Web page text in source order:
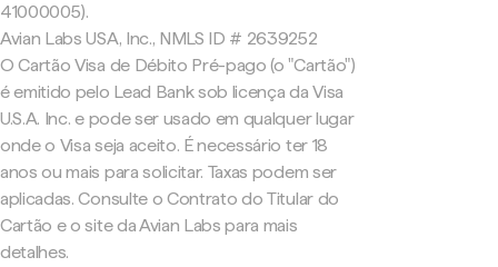
41000005).
Avian Labs USA, Inc., NMLS ID # 2639252
O Cartão Visa de Débito Pré-pago (o "Cartão")
é emitido pelo Lead Bank sob licença da Visa
U.S.A. Inc. e pode ser usado em qualquer lugar
onde o Visa seja aceito. É necessário ter 18
anos ou mais para solicitar. Taxas podem ser
aplicadas. Consulte o Contrato do Titular do
Cartão e o site da Avian Labs para mais
detalhes.